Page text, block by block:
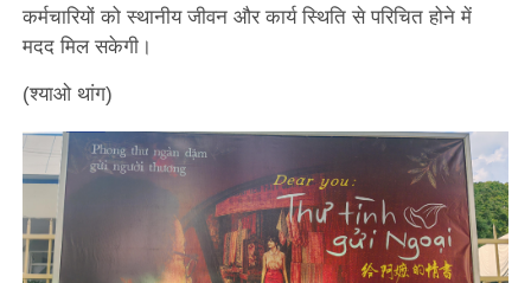
कर्मचारियों को स्थानीय जीवन और कार्य स्थिति से परिचित होने में
मदद मिल सकेगी।
(श्याओ थांग)